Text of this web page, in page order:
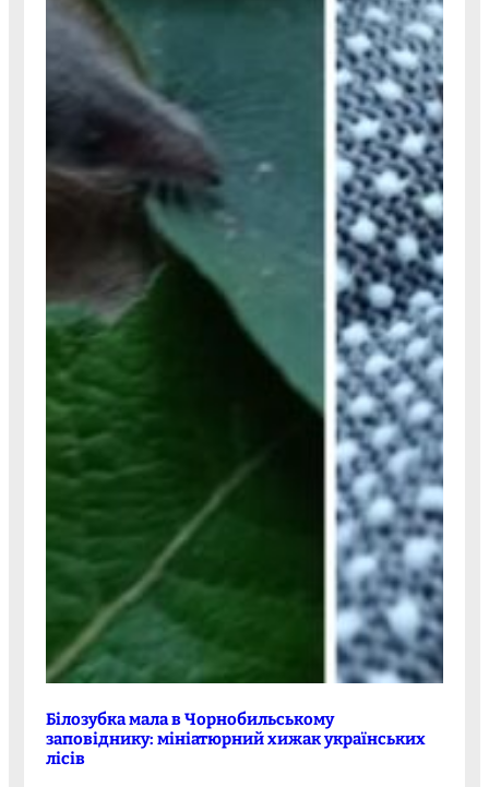
Білозубка мала в Чорнобильському
заповіднику: мініатюрний хижак українських
лісів